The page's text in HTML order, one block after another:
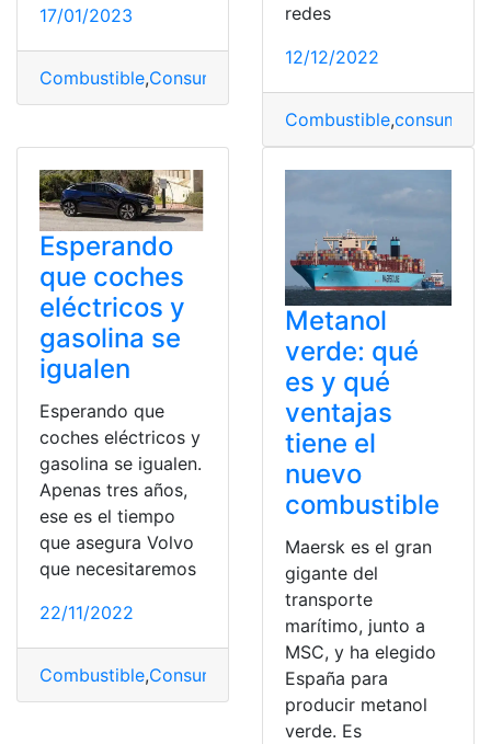
17/01/2023
Combustible,Consumo
redes
12/12/2022
Combustible,consumo
Esperando
que coches
eléctricos y
gasolina se
igualen
Esperando que
coches eléctricos y
gasolina se igualen.
Apenas tres años,
ese es el tiempo
que asegura Volvo
que necesitaremos
22/11/2022
Combustible,Consumo Fabricantes,Marca,
Metanol
verde: qué
es y qué
ventajas
tiene el
nuevo
combustible
Maersk es el gran
gigante del
transporte
marítimo, junto a
MSC, y ha elegido
España para
producir metanol
verde. Es